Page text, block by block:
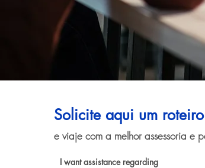
Solicite aqui um
e viaje com a melhor assessoria e
I want assistance regarding